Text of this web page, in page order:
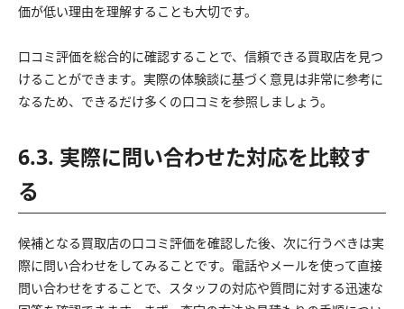
価が低い理由を理解することも大切です。
口コミ評価を総合的に確認することで、信頼できる買取店を見つ
けることができます。実際の体験談に基づく意見は非常に参考に
なるため、できるだけ多くの口コミを参照しましょう。
6.3. 実際に問い合わせた対応を比較す
る
候補となる買取店の口コミ評価を確認した後、次に行うべきは実
際に問い合わせをしてみることです。電話やメールを使って直接
問い合わせをすることで、スタッフの対応や質問に対する迅速な